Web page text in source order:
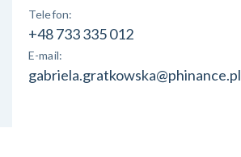
Telefon:
+48 733 335 012
E-mail:
gabriela.gratkowska@phinance.pl